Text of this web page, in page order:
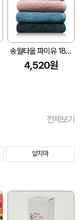
송월타올 파미유 180g (40수/40*80cm)
4,520원
전체보기
앞치마